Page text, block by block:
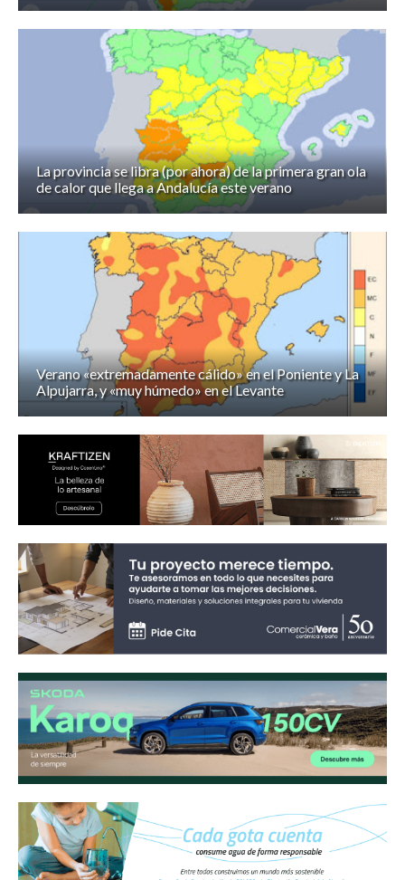
La provincia se libra (por ahora) de la primera gran ola
de calor que llega a Andalucía este verano
Verano «extremadamente cálido» en el Poniente y La
Alpujarra, y «muy húmedo» en el Levante